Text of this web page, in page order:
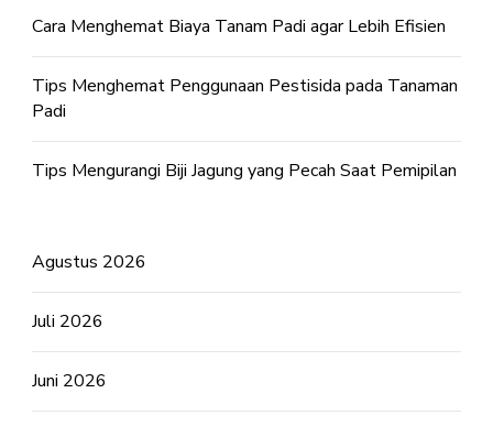
Cara Menghemat Biaya Tanam Padi agar Lebih Efisien
Tips Menghemat Penggunaan Pestisida pada Tanaman
Padi
Tips Mengurangi Biji Jagung yang Pecah Saat Pemipilan
Agustus 2026
Juli 2026
Juni 2026